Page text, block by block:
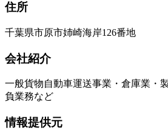
住所
千葉県市原市姉崎海岸126番地
会社紹介
一般貨物自動車運送事業・倉庫業・
負業務など
情報提供元